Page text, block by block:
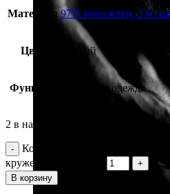
Материал 97% полиэстер, 3%
Цвет черный
Функция эротичная одежда
2 в наличии
Количество Платье без
кружевными боками
В корзину